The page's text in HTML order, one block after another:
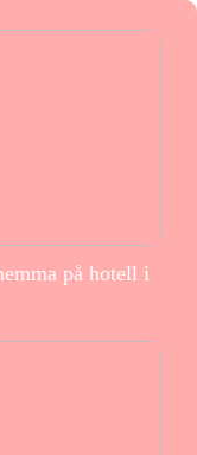
på hotell i